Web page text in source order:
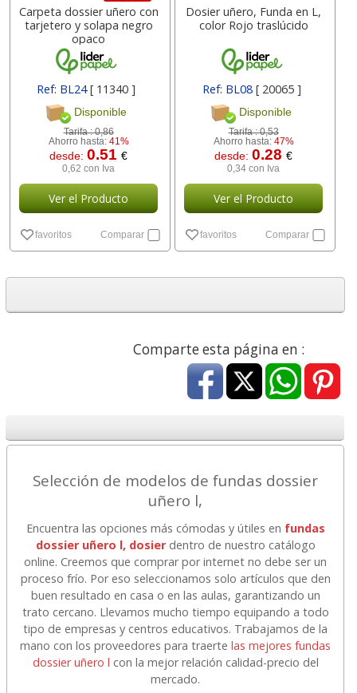
Carpeta dossier uñero con
tarjetero y solapa negro
opaco
Ref: BL24[ 11340 ]
Disponible
Tarifa :0,86
Ahorro hasta: 41%
desde:0.51€
0,62 con Iva
Ver el Producto
favoritos Comparar
Dosier uñero, Funda en L,
color Rojo traslúcido
Ref: BL08 [ 20065 ]
Disponible
Tarifa :0,53
Ahorro hasta: 47%
desde:0.28€
0,34 con Iva
Ver el Producto
favoritos Comparar
Comparte esta página en :
Selección de modelos de fundas dossier
uñero l,
Encuentra las opciones más cómodas y útiles en fundas
dossier uñero l, dosierdentro de nuestro catálogo
online. Creemos que comprar por internet no debe ser un
proceso frío. Por eso seleccionamos solo artículos que den
buen resultado en casa o en las aulas, garantizando un
trato cercano. Llevamos mucho tiempo equipando a todo
tipo de empresas y centros educativos. Trabajamos de la
mano con los proveedores para traertelas mejores fundas
dossier uñero l con la mejor relación calidad-precio del
mercado.